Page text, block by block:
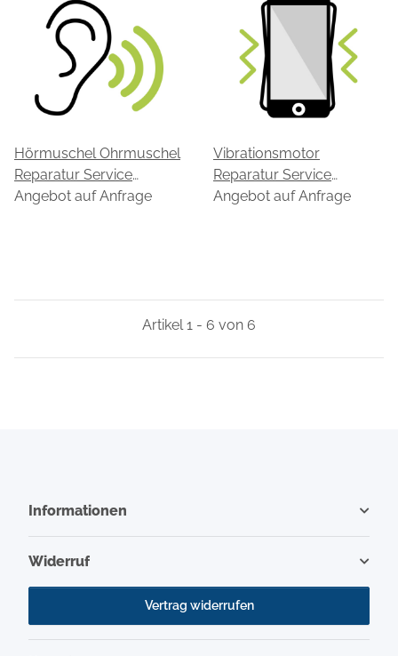
Hörmuschel Ohrmuschel
Reparatur Service
passend für iPhone 11 Pro
Angebot auf Anfrage
Vibrationsmotor
Reparatur Service
passend für iPhone 11 Pro
Angebot auf Anfrage
Artikel 1 - 6 von 6
Informationen
Widerruf
Vertrag widerrufen